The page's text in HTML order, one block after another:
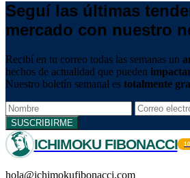
Seguí las últimas
mercado con nuestro
Recibí en tu correo todas las semanas un
hechos de actualidad que pueden
Nuestro boletín semanal es totalmente
SUSCRIBIRME
ICHIMOKU FIBONACCI
hola@ichimokufibonacci.com